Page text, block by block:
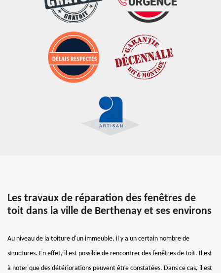
Les travaux de réparation des fenêtres de
toit dans la ville de Berthenay et ses environs
Au niveau de la toiture d'un immeuble, il y a un certain nombre de
structures. En effet, il est possible de rencontrer des fenêtres de toit. Il est
à noter que des détériorations peuvent être constatées. Dans ce cas, il est